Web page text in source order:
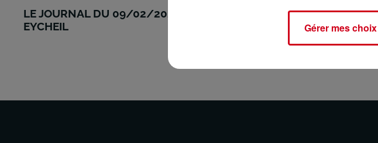
LE JOURNAL DU 09/02/2024-VISITE DU SÉNATEUR DE L'ARIÈGE À
EYCHEIL
Gérer mes choix